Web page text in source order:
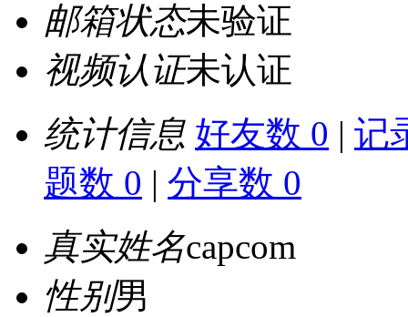
邮箱状态未验证
视频认证未认证
统计信息 好友数 0 | 记
题数 0 | 分享数 0
真实姓名capcom
性别男